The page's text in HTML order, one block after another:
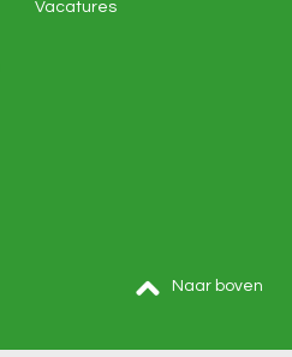
Vacatures
Naar boven